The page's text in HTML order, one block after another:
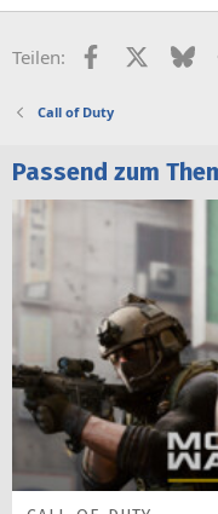
Teilen: Facebook
X
Call of Duty
Passend zum